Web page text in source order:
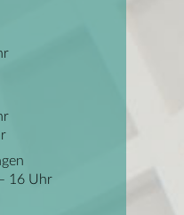
16 Uhr